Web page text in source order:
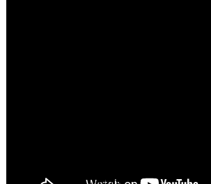
Djembe